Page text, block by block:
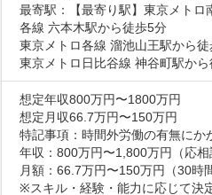
最寄駅：【最寄り駅】東京メト
各線 六本木駅から徒歩5分
東京メトロ各線 溜池山王駅から
東京メトロ日比谷線 神谷町駅か
想定年収800万円〜1800万円
想定月収66.7万円〜150万円
特記事項：時間外労働の有無に
年収：800万円〜1,800万円（応相
月額：66.7万円〜150万円（30時
※スキル・経験・能力に応じて決